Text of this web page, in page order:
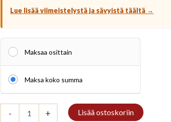
Lue lisää viimeistelystä ja sävyistä täältä →
Maksaa osittain
Maksa koko summa
-
3/7
+ Lisää ostoskoriin